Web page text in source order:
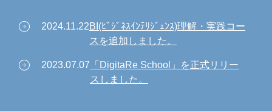
arrow_circle_right 2024.11.22BI(ﾋﾞｼﾞﾈｽｲﾝﾃﾘｼﾞｪﾝｽ)理解・実践コー
スを追加しました。
arrow_circle_right 2023.07.07 「DigitaRe School」を正式リリー
スしました。